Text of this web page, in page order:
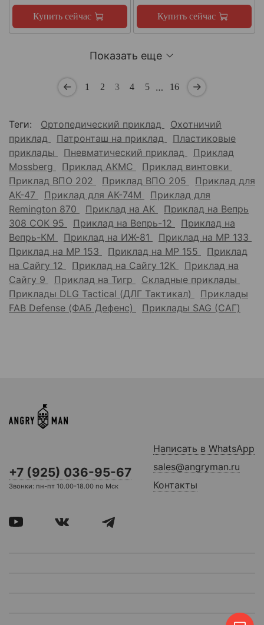
Купить сейчас Купить сейчас
Показать еще
1 2 3 4 5 … 16
Теги: Ортопедический приклад
Охотничий
приклад
Патронташ на приклад
Пластиковые
приклады
Пневматический приклад
Приклад
Mossberg
Приклад АКМС
Приклад винтовки
Приклад ВПО 202
Приклад ВПО 205
Приклад для
АК-47
Приклад для АК-74М
Приклад для
Remington 870
Приклад на АК
Приклад на Вепрь
308 СОК 95
Приклад на Вепрь-12
Приклад на
Вепрь-КМ
Приклад на ИЖ-81
Приклад на МР 133
Приклад на МР 153
Приклад на МР 155
Приклад
на Сайгу 12
Приклад на Сайгу 12К
Приклад на
Сайгу 9
Приклад на Тигр
Складные приклады
Приклады DLG Tactical (ДЛГ Тактикал)
Приклады
FAB Defense (ФАБ Дефенс)
Приклады SAG (САГ)
+7 (925) 036-95-67
Звонки: пн-пт 10.00-18.00 по Мск
Написать в WhatsApp
sales@angryman.ru
Контакты